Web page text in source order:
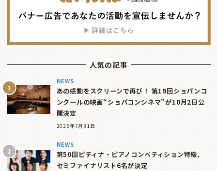
人気の記事
NEWS
あの感動をスクリーンで再び！ 第19回ショパンコ
ンクールの映画“ショパコンシネマ”が10月2日公
開決定
2026年7月31日
NEWS
第50回ピティナ・ピアノコンペティション特級、
セミファイナリスト6名が決定